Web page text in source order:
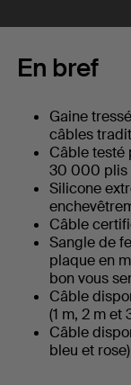
En bref
Gaine
câbles
Câble testé
30 000 plis
Silicone
Câble
Sangle de
plaque en
bon vous
Câble
(1 m, 2 m et
Câble
bleu et rose)